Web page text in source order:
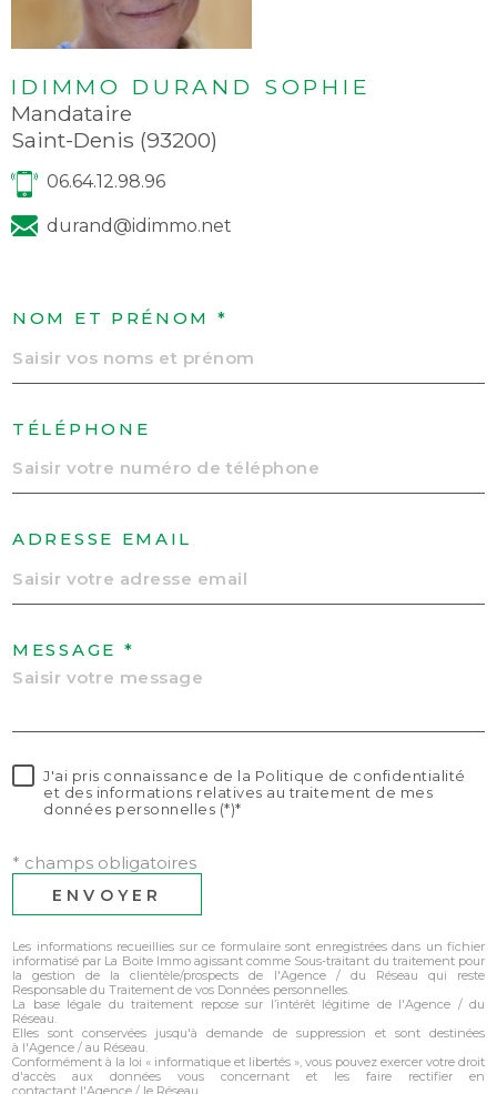
IDIMMO DURAND SOPHIE
Mandataire
Saint-Denis (93200)
06.64.12.98.96
durand@idimmo.net
NOM ET PRÉNOM *
TÉLÉPHONE
ADRESSE EMAIL
MESSAGE *
J'ai pris connaissance de la Politique de confidentialité
et des informations relatives au traitement de mes
données personnelles (*)*
* champs obligatoires
ENVOYER
Les informations recueillies sur ce formulaire sont enregistrées dans un fichier
informatisé par La Boite Immo agissant comme Sous-traitant du traitement pour
la gestion de la clientèle/prospects de l'Agence / du Réseau qui reste
Responsable du Traitement de vos Données personnelles.
La base légale du traitement repose sur l’intérêt légitime de l'Agence / du
Réseau.
Elles sont conservées jusqu'à demande de suppression et sont destinées
à l'Agence / au Réseau.
Conformément à la loi « informatique et libertés », vous pouvez exercer votre droit
d'accès aux données vous concernant et les faire rectifier en
contactant l'Agence / le Réseau.